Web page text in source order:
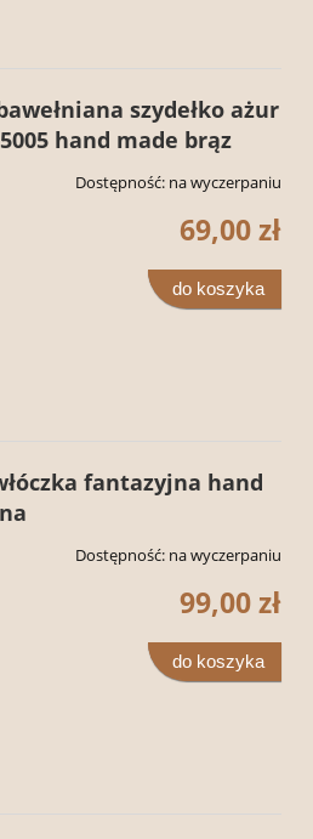
szydełko ażur
hand made brąz
Dostępność: na wyczerpaniu
69,00 zł
do koszyka
fantazyjna hand
Dostępność: na wyczerpaniu
99,00 zł
do koszyka